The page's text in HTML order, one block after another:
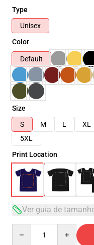
Type
Unisex
Color
Default
Size
S
M L XL
5XL
Print Location
Ver guia de